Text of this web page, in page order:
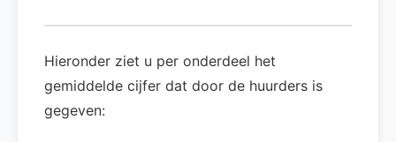
Hieronder ziet u per onderdeel het
gemiddelde cijfer dat door de huurders is
gegeven: